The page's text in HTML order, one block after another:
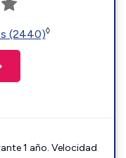
(2440)◊
1 año. Velocidad